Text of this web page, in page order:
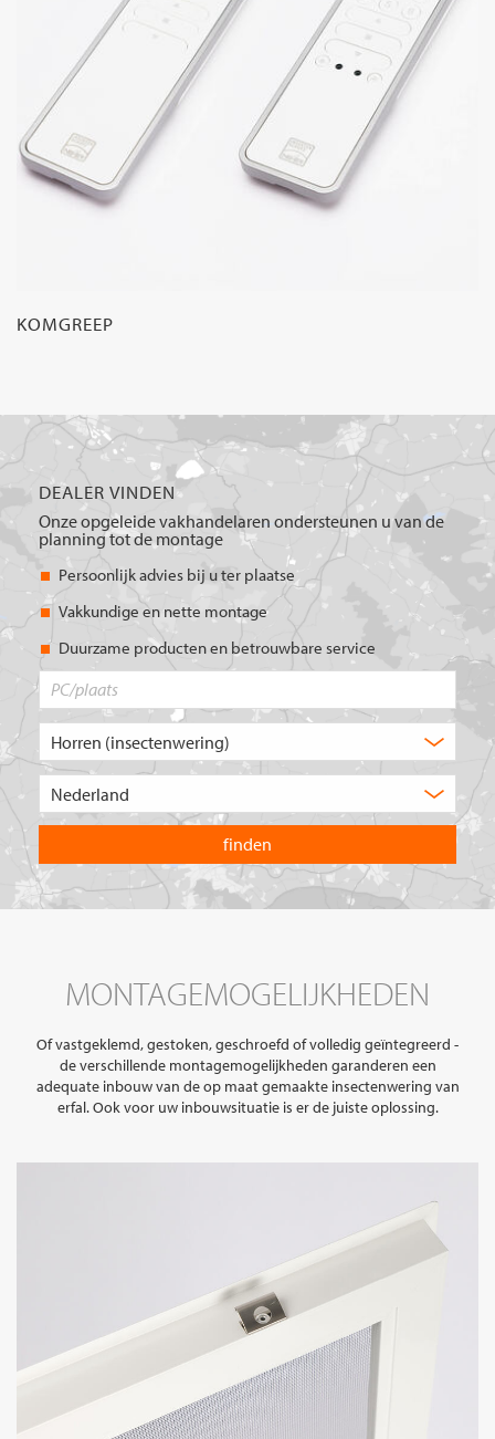
KOMGREEP
DEALER VINDEN
Onze opgeleide vakhandelaren ondersteunen u van de
planning tot de montage
Persoonlijk advies bij u ter plaatse
Vakkundige en nette montage
Duurzame producten en betrouwbare service
product
u?
land
waarin
u
wilt
zoeken.
MONTAGEMOGELIJKHEDEN
Of vastgeklemd, gestoken, geschroefd of volledig geïntegreerd -
de verschillende montagemogelijkheden garanderen een
adequate inbouw van de op maat gemaakte insectenwering van
erfal. Ook voor uw inbouwsituatie is er de juiste oplossing.